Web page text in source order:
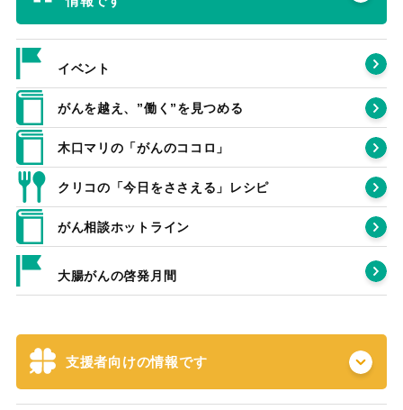
イベント
がんを越え、”働く”を見つめる
木口マリの「がんのココロ」
クリコの「今日をささえる」レシピ
がん相談ホットライン
大腸がんの啓発月間
支援者向けの情報です